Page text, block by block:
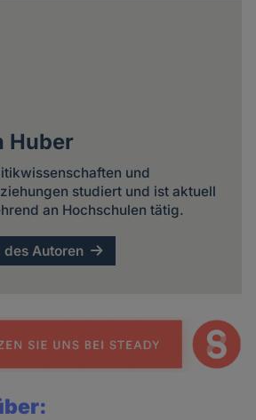
Huber
und
studiert und ist aktuell
an Hochschulen tätig.
Autoren